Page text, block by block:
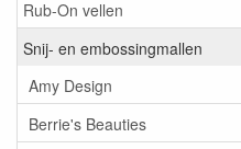
Rub-On vellen
Snij- en embossingmallen
Amy Design
Berrie's Beauties